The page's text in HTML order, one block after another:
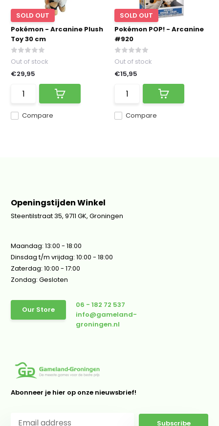
SOLD OUT
Pokémon - Arcanine Plush
Toy 30 cm
Compare
Out of stock
€29,95
SOLD OUT
Pokémon POP! - Arcanine
#920
Compare
Out of stock
€15,95
Openingstijden Winkel
Steentilstraat 35, 9711 GK, Groningen
Maandag: 13:00 - 18:00
Dinsdag t/m vrijdag: 10:00 - 18:00
Zaterdag: 10:00 - 17:00
Zondag: Gesloten
Our Store
06 - 182 72 537
info@gameland-
groningen.nl
Abonneer je hier op onze nieuwsbrief!
Subscribe